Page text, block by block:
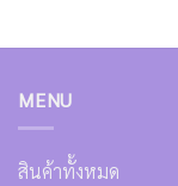
MENU
สินค้าทั้งหมด